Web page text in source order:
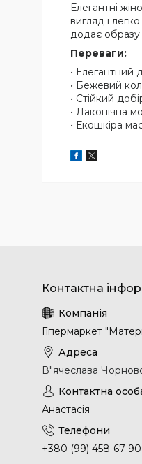
Елегантні
вигляд і
додає образу
Переваги:
• Елегантний
• Бежевий
• Стійкий
• Лаконічна
• Екошкіра
Гіпермаркет
В"ячеслава
Анастасія
+380 (99) 458-67-90